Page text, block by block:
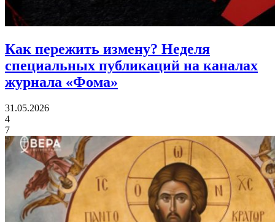
Как пережить измену? Неделя
специальных публикаций на каналах
журнала «Фома»
31.05.2026
4
7